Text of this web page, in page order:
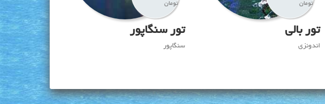
تومان
تور بالی
اندونزی
تومان
تور سنگاپور
سنگاپور